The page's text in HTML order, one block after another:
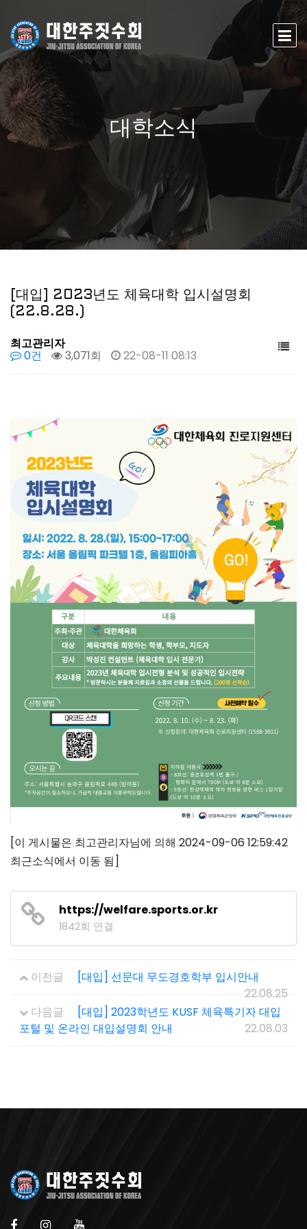
대학소식
[대입] 2023년도 체육대학 입시설명회
(22.8.28.)
최고관리자
0건 3,071회 22-08-11 08:13
[이 게시물은 최고관리자님에 의해 2024-09-06 12:59:42
최근소식에서 이동 됨]
https://welfare.sports.or.kr
1842회 연결
이전글
[대입] 선문대 무도경호학부 입시안내
22.08.25
다음글
[대입] 2023학년도 KUSF 체육특기자 대입
포털 및 온라인 대입설명회 안내
22.08.03